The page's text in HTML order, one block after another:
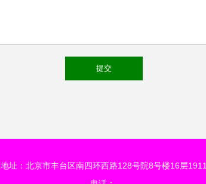
地址：北京市丰台区南四环西路128号院8号楼16层1911